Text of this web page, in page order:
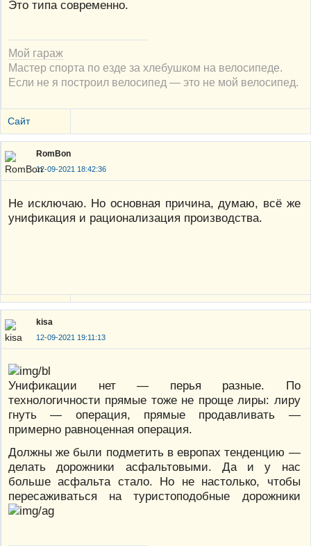
Это типа современно.
Мой гараж
Мастер спорта по езде за хлебушком на велосипеде.
Если не я построил велосипед — это не мой велосипед.
Сайт
RomBon
12-09-2021 18:42:36
Не исключаю. Но основная причина, думаю, всё же
унификация и рационализация производства.
kisa
12-09-2021 19:11:13
Унификации нет — перья разные. По
технологичности прямые тоже не проще лиры: лиру
гнуть — операция, прямые продавливать —
примерно равноценная операция.
Должны же были подметить в европах тенденцию —
делать дорожники асфальтовыми. Да и у нас
больше асфальта стало. Но не настолько, чтобы
пересаживаться на туристоподобные дорожники